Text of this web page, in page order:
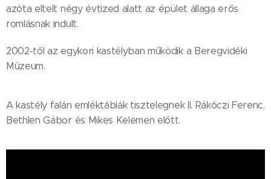
azóta eltelt négy évtized alatt az épület állaga erős
romlásnak indult.
2002-től az egykori kastélyban működik a Beregvidéki
Múzeum.
A kastély falán emléktáblák tisztelegnek II. Rákóczi Ferenc,
Bethlen Gábor és Mikes Kelemen előtt.